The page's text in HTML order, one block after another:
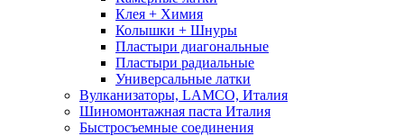
Клея + Химия
Колышки + Шнуры
Пластыри диагональные
Пластыри радиальные
Универсальные латки
Вулканизаторы, LAMCO, Италия
Шиномонтажная паста Италия
Быстросъемные соединения